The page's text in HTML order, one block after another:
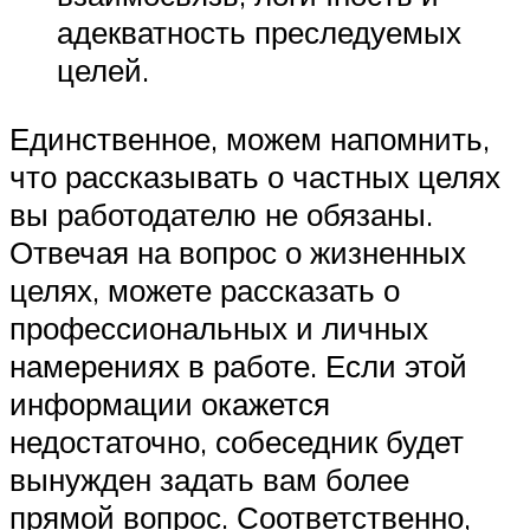
адекватность преследуемых
целей.
Единственное, можем напомнить,
что рассказывать о частных целях
вы работодателю не обязаны.
Отвечая на вопрос о жизненных
целях, можете рассказать о
профессиональных и личных
намерениях в работе. Если этой
информации окажется
недостаточно, собеседник будет
вынужден задать вам более
прямой вопрос. Соответственно,